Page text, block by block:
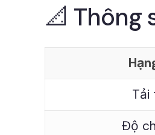
📐 Thông
Tải
Độ